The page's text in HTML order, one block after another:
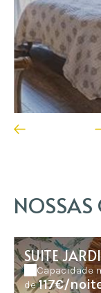
NOSSAS
SUITE
Capacidade
de117€/